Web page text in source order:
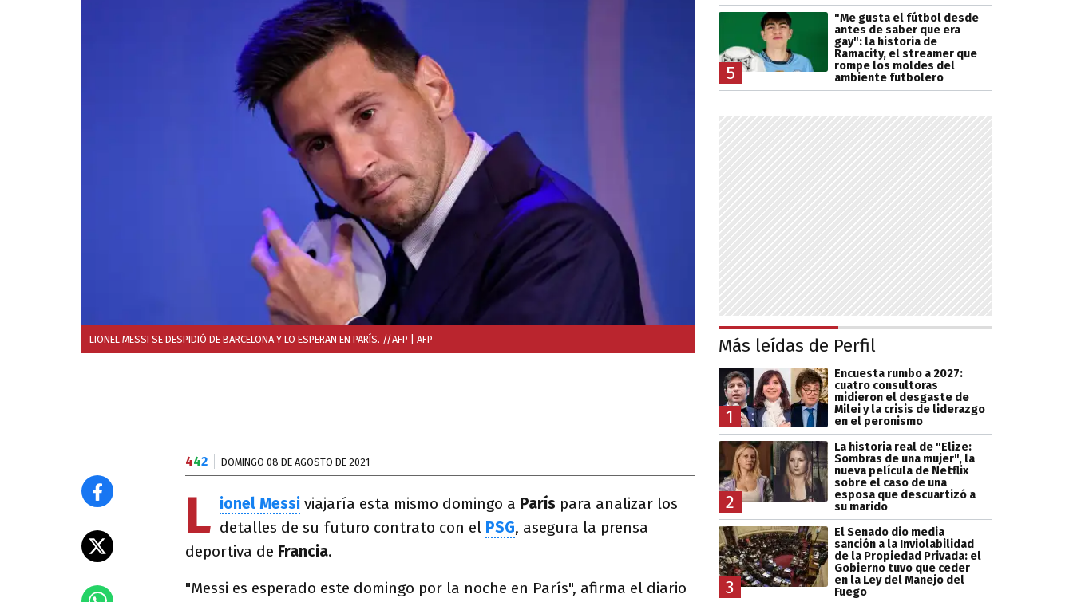
LIONEL MESSI SE DESPIDIÓ DE BARCELONA Y LO ESPERAN EN PARÍS. //AFP | AFP
442 DOMINGO 08 DE AGOSTO DE 2021
L ionel Messi viajaría esta mismo domingo a París para analizar los
detalles de su futuro contrato con el PSG, asegura la prensa
deportiva de Francia.
"Messi es esperado este domingo por la noche en París", afirma el diario
5
"Me gusta el fútbol desde
antes de saber que era
gay": la historia de
Ramacity, el streamer que
rompe los moldes del
ambiente futbolero
Más leídas de Perfil
1
Encuesta rumbo a 2027:
cuatro consultoras
midieron el desgaste de
Milei y la crisis de liderazgo
en el peronismo
2
La historia real de "Elize:
Sombras de una mujer", la
nueva película de Netflix
sobre el caso de una
esposa que descuartizó a
su marido
3
El Senado dio media
sanción a la Inviolabilidad
de la Propiedad Privada: el
Gobierno tuvo que ceder
en la Ley del Manejo del
Fuego